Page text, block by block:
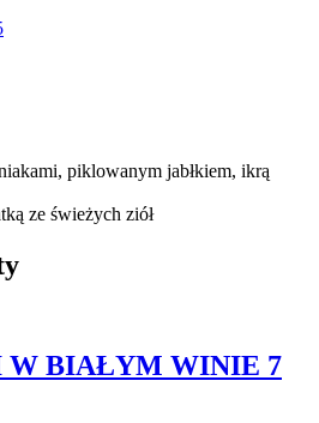
piklowanym jabłkiem, ikrą
ze świeżych ziół
BIAŁYM WINIE 7